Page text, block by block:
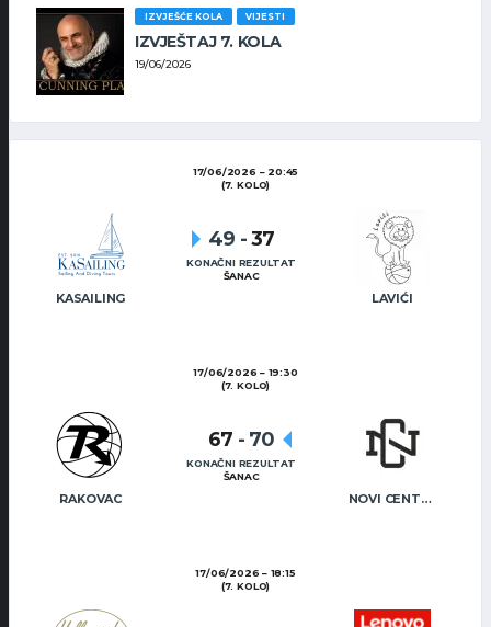
IZVJEŠĆE KOLA VIJESTI
IZVJEŠTAJ 7. KOLA
19/06/2026
17/06/2026
20:45
(7. KOLO)
KASAILING LAVIĆI
49 -37
KONAČNI REZULTAT
ŠANAC
17/06/2026
19:30
(7. KOLO)
RAKOVAC NOVI CENTAR
67 - 70
KONAČNI REZULTAT
ŠANAC
17/06/2026
18:15
(7. KOLO)